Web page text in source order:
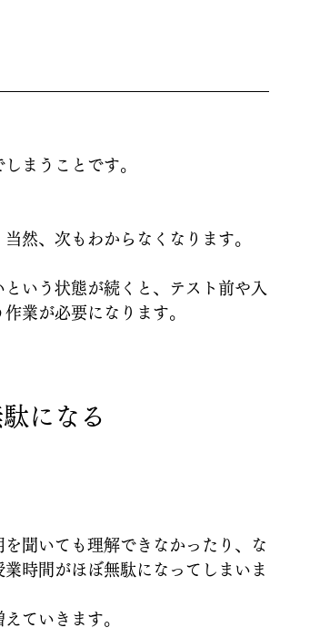
まうことです。
然、次もわからなくなります。
いう状態が続くと、テスト前や入
業が必要になります。
になる
聞いても理解できなかったり、な
時間がほぼ無駄になってしまいま
ていきます。